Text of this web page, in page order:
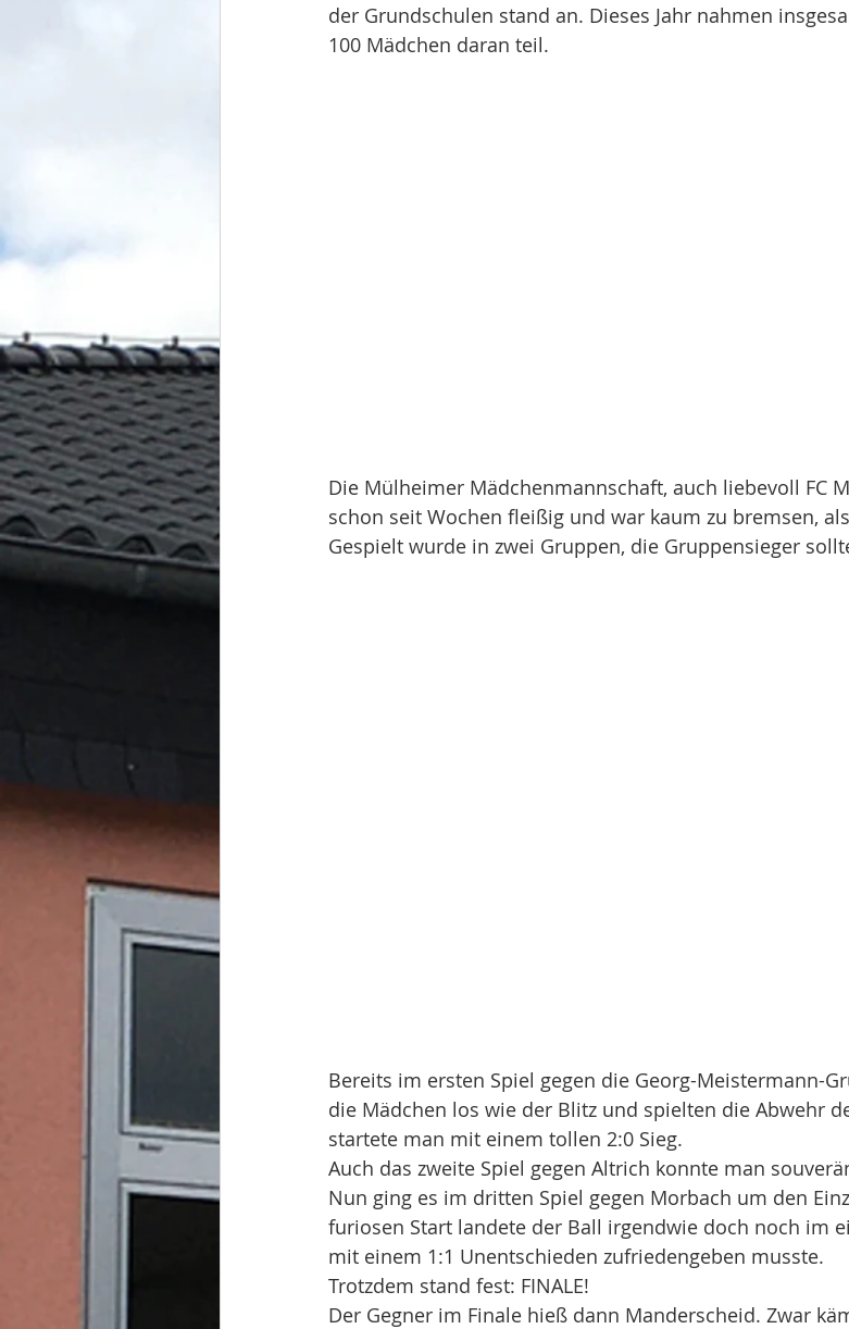
der Grundschulen stand an. Dieses Jahr nahmen
100 Mädchen daran teil.
Die Mülheimer Mädchenmannschaft, auch liebevoll FC
schon seit Wochen fleißig und war kaum zu bremsen,
Gespielt wurde in zwei Gruppen, die Gruppensieger
Bereits im ersten Spiel gegen die Georg-Meistermann-
die Mädchen los wie der Blitz und spielten die Abwehr
startete man mit einem tollen 2:0 Sieg.
Auch das zweite Spiel gegen Altrich konnte man
Nun ging es im dritten Spiel gegen Morbach um den
furiosen Start landete der Ball irgendwie doch noch im
mit einem 1:1 Unentschieden zufriedengeben musste.
Trotzdem stand fest: FINALE!
Der Gegner im Finale hieß dann Manderscheid. Zwar